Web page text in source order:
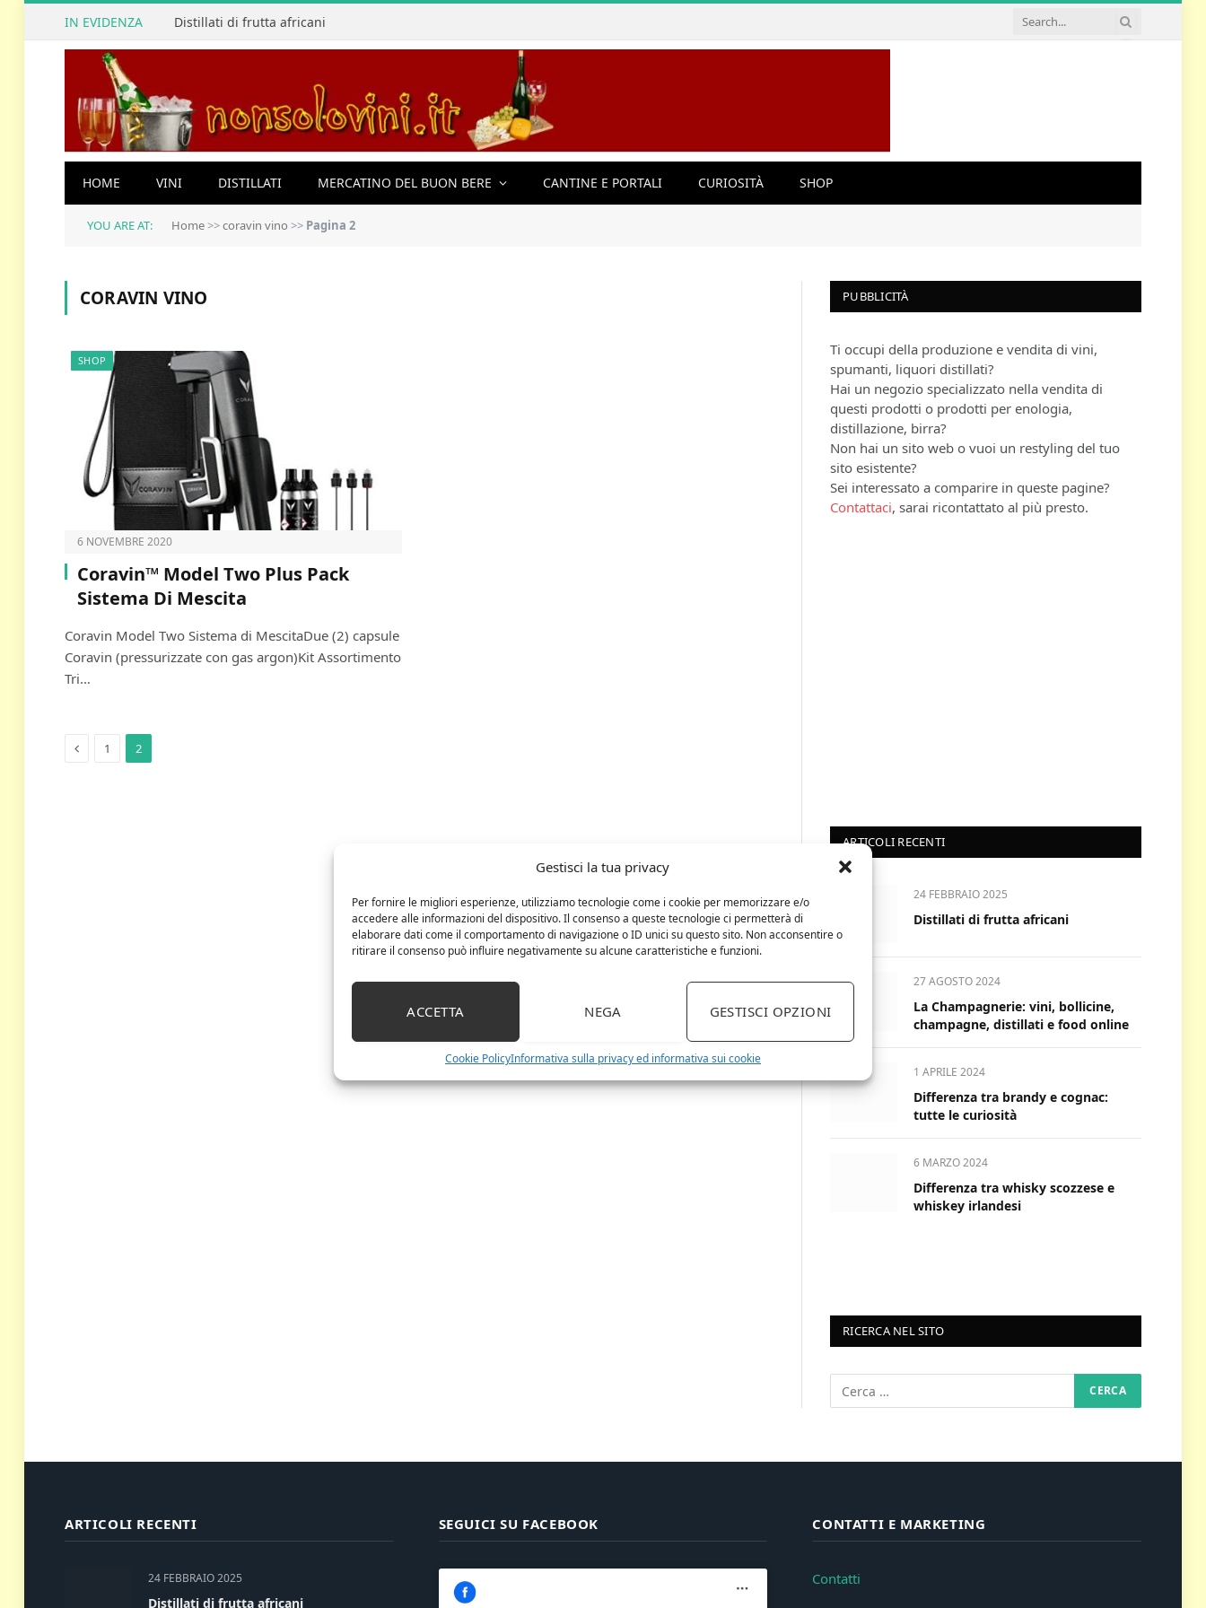
Gestisci la tua privacy
Per fornire le migliori esperienze, utilizziamo tecnologie come i cookie per memorizzare e/o
accedere alle informazioni del dispositivo. Il consenso a queste tecnologie ci permetterà di
elaborare dati come il comportamento di navigazione o ID unici su questo sito. Non acconsentire o
ritirare il consenso può influire negativamente su alcune caratteristiche e funzioni.
ACCETTA NEGA GESTISCI OPZIONI
Cookie PolicyInformativa sulla privacy ed informativa sui cookie
IN EVIDENZA Distillati di frutta africani
HOME VINI DISTILLATI MERCATINO DEL BUON BERE CANTINE E PORTALI CURIOSITÀ SHOP
YOU ARE AT: Home>>coravin vino >> Pagina 2
CORAVIN VINO
SHOP
6 NOVEMBRE 2020
Coravin™ Model Two Plus Pack
Sistema Di Mescita
Coravin Model Two Sistema di MescitaDue (2) capsule
Coravin (pressurizzate con gas argon)Kit Assortimento
Tri…
Previous
1 2
PUBBLICITÀ
Ti occupi della produzione e vendita di vini,
spumanti, liquori distillati?
Hai un negozio specializzato nella vendita di
questi prodotti o prodotti per enologia,
distillazione, birra?
Non hai un sito web o vuoi un restyling del tuo
sito esistente?
Sei interessato a comparire in queste pagine?
Contattaci, sarai ricontattato al più presto.
ARTICOLI RECENTI
24 FEBBRAIO 2025
Distillati di frutta africani
27 AGOSTO 2024
La Champagnerie: vini, bollicine,
champagne, distillati e food online
1 APRILE 2024
Differenza tra brandy e cognac:
tutte le curiosità
6 MARZO 2024
Differenza tra whisky scozzese e
whiskey irlandesi
RICERCA NEL SITO
ARTICOLI RECENTI
24 FEBBRAIO 2025
Distillati di frutta africani
SEGUICI SU FACEBOOK CONTATTI E MARKETING
Contatti